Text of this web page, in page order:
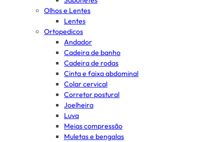
Olhos e Lentes
Lentes
Ortopedicos
Andador
Cadeira de banho
Cadeira de rodas
Cinta e faixa abdominal
Colar cervical
Corretor postural
Joelheira
Luva
Meias compressão
Muletas e bengalas